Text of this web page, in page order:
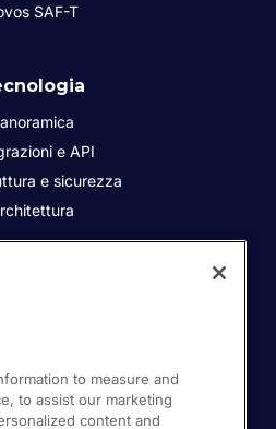
SAF-T
e API
e sicurezza
i Partner
stampa
to measure and
to assist our marketing
content and